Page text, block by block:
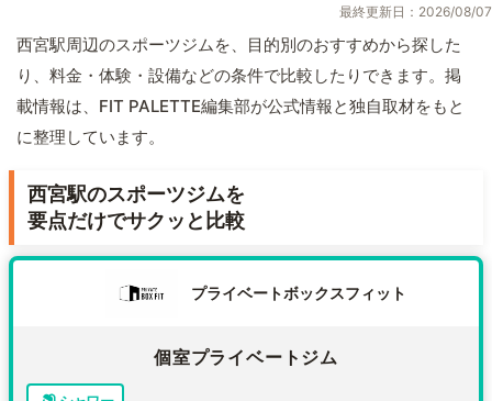
最終更新日：2026/08/07
西宮駅周辺のスポーツジムを、目的別のおすすめから探した
り、料金・体験・設備などの条件で比較したりできます。掲
載情報は、FIT PALETTE編集部が公式情報と独自取材をもと
に整理しています。
西宮駅のスポーツジムを
要点だけでサクッと比較
プライベートボックスフィット
個室プライベートジム